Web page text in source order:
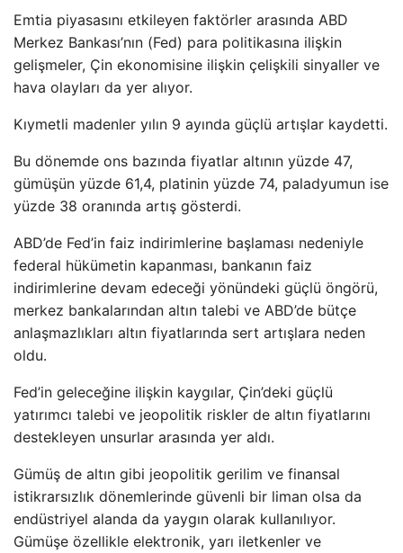
Emtia piyasasını etkileyen faktörler arasında ABD
Merkez Bankası’nın (Fed) para politikasına ilişkin
gelişmeler, Çin ekonomisine ilişkin çelişkili sinyaller ve
hava olayları da yer alıyor.
Kıymetli madenler yılın 9 ayında güçlü artışlar kaydetti.
Bu dönemde ons bazında fiyatlar altının yüzde 47,
gümüşün yüzde 61,4, platinin yüzde 74, paladyumun ise
yüzde 38 oranında artış gösterdi.
ABD’de Fed’in faiz indirimlerine başlaması nedeniyle
federal hükümetin kapanması, bankanın faiz
indirimlerine devam edeceği yönündeki güçlü öngörü,
merkez bankalarından altın talebi ve ABD’de bütçe
anlaşmazlıkları altın fiyatlarında sert artışlara neden
oldu.
Fed’in geleceğine ilişkin kaygılar, Çin’deki güçlü
yatırımcı talebi ve jeopolitik riskler de altın fiyatlarını
destekleyen unsurlar arasında yer aldı.
Gümüş de altın gibi jeopolitik gerilim ve finansal
istikrarsızlık dönemlerinde güvenli bir liman olsa da
endüstriyel alanda da yaygın olarak kullanılıyor.
Gümüşe özellikle elektronik, yarı iletkenler ve